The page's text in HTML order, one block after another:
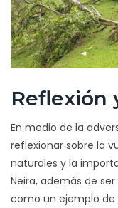
Reflexión
En medio de la
reflexionar sobre la
naturales y la
Neira, además de
como un ejemplo de